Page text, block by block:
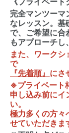
完全マンツーマ
なレッスン。基
で、ご希望に合
もアプローチし
また、ワーク
で
『先着順』 にさ
※プライベート
申し込み前にイ
い。
極力多くの方々
せていただきま